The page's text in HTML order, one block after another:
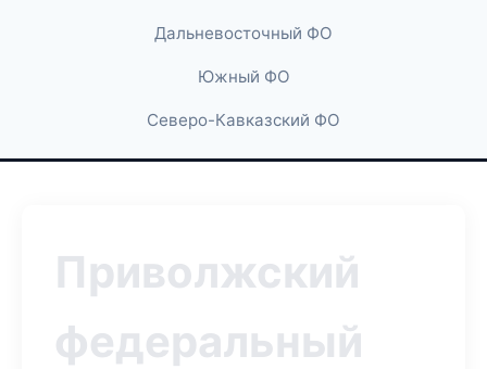
Дальневосточный ФО
Южный ФО
Северо-Кавказский ФО
Приволжский
федеральный